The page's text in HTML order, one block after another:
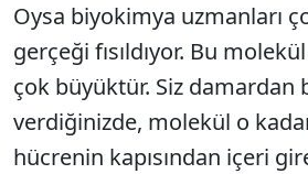
Oysa biyokimya uzmanları
gerçeği fısıldıyor. Bu
çok büyüktür. Siz damardan
verdiğinizde, molekül o
hücrenin kapısından içeri